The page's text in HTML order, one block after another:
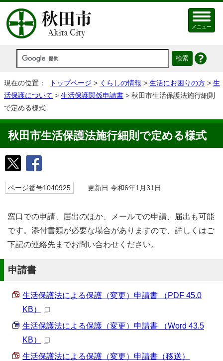
メニュー
現在の位置： トップページ > くらしの情報 > 生活にお困りの方 > 生
活保護について > 生活保護関係申請書 > 秋田市生活保護法施行細則
で定める様式
秋田市生活保護法施行細則で定める様式
ページ番号1040925 更新日 令和6年1月31日
窓口での申請、届出のほか、メールでの申請、届出も可能
です。添付書類が必要な場合がありますので、詳しくはご
下記の連絡先までお問い合わせください。
申請書
生活保護法による保護（変更）申請書 （PDF 45.0
KB）
生活保護法による保護（変更）申請書 （Word 43.5
KB）
生活保護法による保護（変更）申請書（移送）